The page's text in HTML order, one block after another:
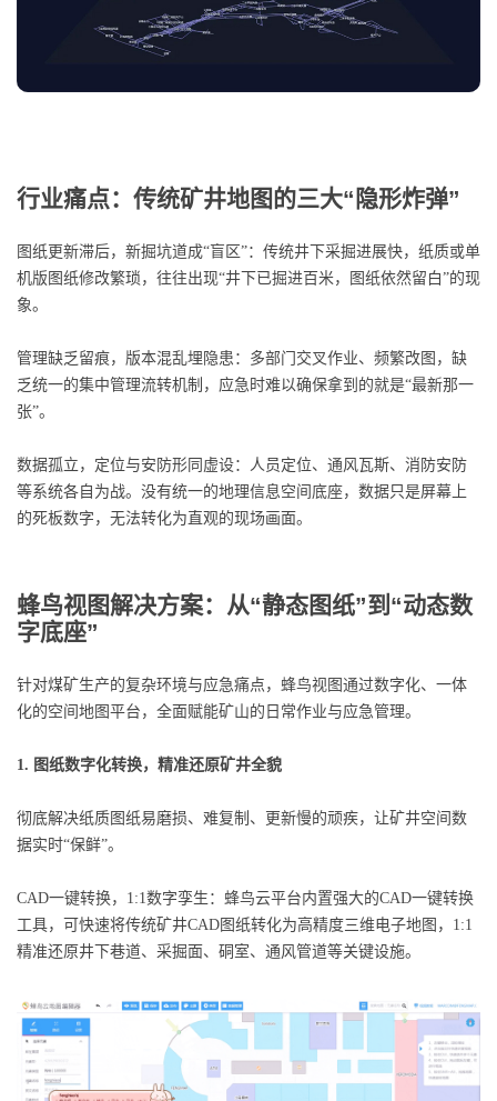
行业痛点：传统矿井地图的三大“隐形炸弹”
图纸更新滞后，新掘坑道成“盲区”：传统井下采掘进展快，纸质或单
机版图纸修改繁琐，往往出现“井下已掘进百米，图纸依然留白”的现
象。
管理缺乏留痕，版本混乱埋隐患：多部门交叉作业、频繁改图，缺
乏统一的集中管理流转机制，应急时难以确保拿到的就是“最新那一
张”。
数据孤立，定位与安防形同虚设：人员定位、通风瓦斯、消防安防
等系统各自为战。没有统一的地理信息空间底座，数据只是屏幕上
的死板数字，无法转化为直观的现场画面。
蜂鸟视图解决方案：从“静态图纸”到“动态数
字底座”
针对煤矿生产的复杂环境与应急痛点，蜂鸟视图通过数字化、一体
化的空间地图平台，全面赋能矿山的日常作业与应急管理。
1. 图纸数字化转换，精准还原矿井全貌
彻底解决纸质图纸易磨损、难复制、更新慢的顽疾，让矿井空间数
据实时“保鲜”。
CAD一键转换，1:1数字孪生：蜂鸟云平台内置强大的CAD一键转换
工具，可快速将传统矿井CAD图纸转化为高精度三维电子地图，1:1
精准还原井下巷道、采掘面、硐室、通风管道等关键设施。